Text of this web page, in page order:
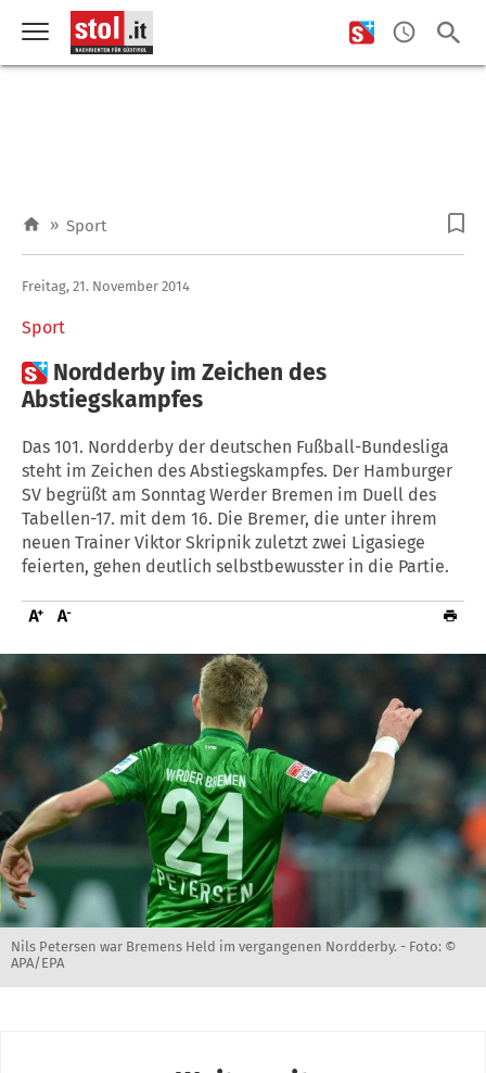
» Sport
Sport
Freitag, 21. November 2014
 Nordderby im Zeichen des
Abstiegskampfes
Das 101. Nordderby der deutschen Fußball-Bundesliga
steht im Zeichen des Abstiegskampfes. Der Hamburger
SV begrüßt am Sonntag Werder Bremen im Duell des
Tabellen-17. mit dem 16. Die Bremer, die unter ihrem
neuen Trainer Viktor Skripnik zuletzt zwei Ligasiege
feierten, gehen deutlich selbstbewusster in die Partie.
Nils Petersen war Bremens Held im vergangenen Nordderby. - Foto: ©
APA/EPA